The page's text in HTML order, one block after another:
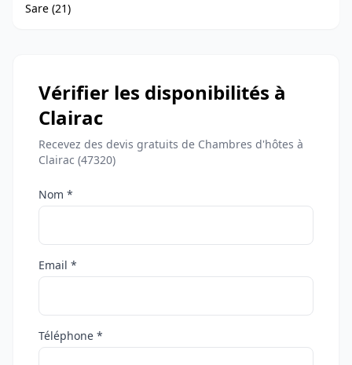
Sare (21)
Vérifier les disponibilités à
Clairac
Recevez des devis gratuits de Chambres d'hôtes à
Clairac (47320)
Nom *
Email *
Téléphone *